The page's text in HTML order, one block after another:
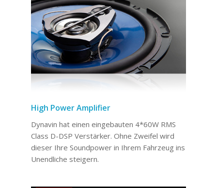
High Power Amplifier
Dynavin hat einen eingebauten 4*60W RMS
Class D-DSP Verstärker. Ohne Zweifel wird
dieser Ihre Soundpower in Ihrem Fahrzeug ins
Unendliche steigern.